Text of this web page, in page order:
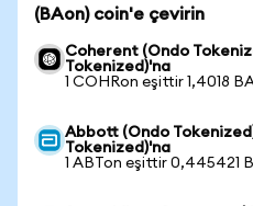
(BAon) coin'e çevirin
Coherent (Ondo
Tokenized)'na
1 COHRon eşittir 1,4018
Abbott (Ondo
Tokenized)'na
1 ABTon eşittir 0,445421